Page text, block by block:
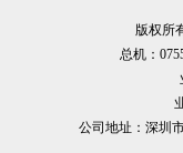
版权所
总机：
公司地址：深圳